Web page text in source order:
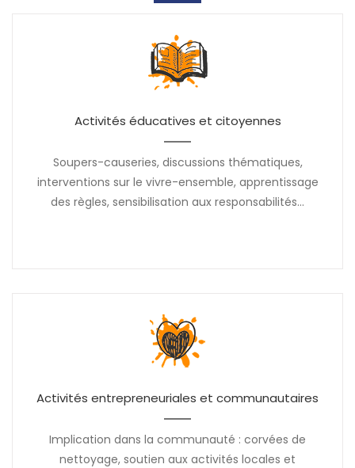
Activités éducatives et citoyennes
Soupers-causeries, discussions thématiques,
interventions sur le vivre-ensemble, apprentissage
des règles, sensibilisation aux responsabilités...
Activités entrepreneuriales et communautaires
Implication dans la communauté : corvées de
nettoyage, soutien aux activités locales et